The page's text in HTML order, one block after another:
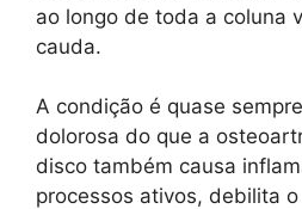
ao longo de toda a coluna
cauda.
A condição é quase
dolorosa do que a
disco também causa
processos ativos, debilita